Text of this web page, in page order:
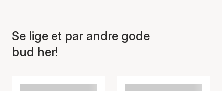
Se lige et par andre gode
bud her!